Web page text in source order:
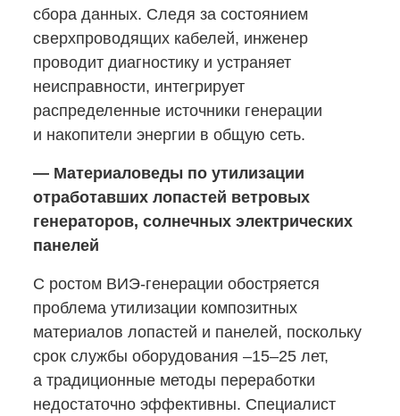
сбора данных. Следя за состоянием
сверхпроводящих кабелей, инженер
проводит диагностику и устраняет
неисправности, интегрирует
распределенные источники генерации
и накопители энергии в общую сеть.
— Материаловеды по утилизации
отработавших лопастей ветровых
генераторов, солнечных электрических
панелей
С ростом ВИЭ-генерации обостряется
проблема утилизации композитных
материалов лопастей и панелей, поскольку
срок службы оборудования ‒15–25 лет,
а традиционные методы переработки
недостаточно эффективны. Специалист